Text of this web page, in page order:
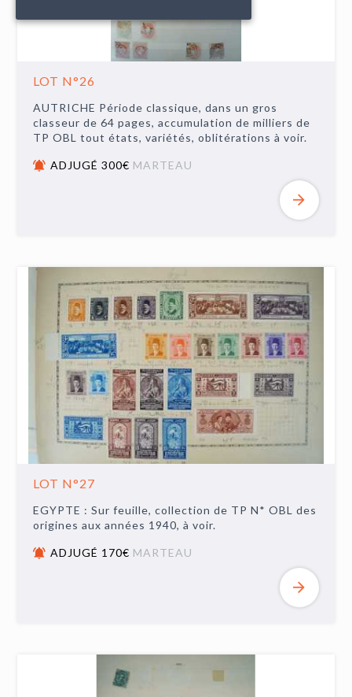
LOT N°26
AUTRICHE Période classique, dans un gros
classeur de 64 pages, accumulation de milliers de
TP OBL tout états, variétés, oblitérations à voir.
ADJUGÉ 300€ MARTEAU
LOT N°27
EGYPTE : Sur feuille, collection de TP N* OBL des
origines aux années 1940, à voir.
ADJUGÉ 170€ MARTEAU